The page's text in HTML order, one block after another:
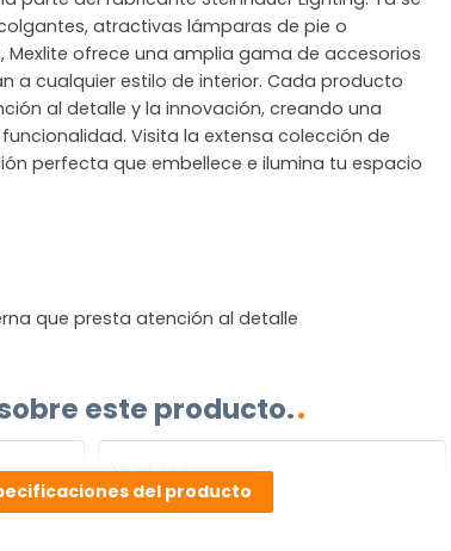
atractivas lámparas de pie o
Mexlite ofrece una amplia gama de accesorios
a cualquier estilo de interior. Cada producto
al detalle y la innovación, creando una
Visita la extensa colección de
perfecta que embellece e ilumina tu espacio
que presta atención al detalle
este producto.
del producto